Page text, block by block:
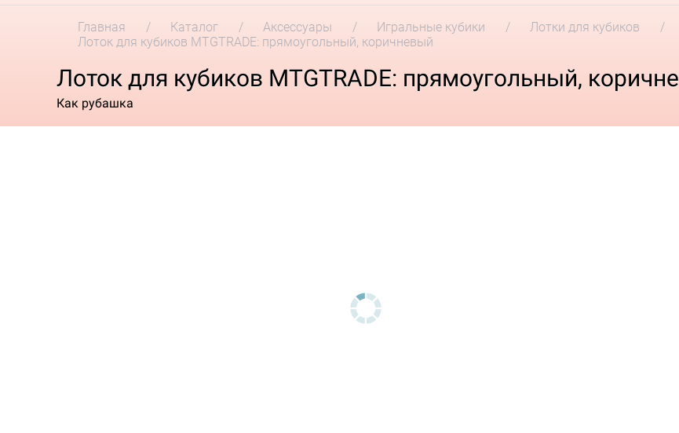
Главная Каталог Аксессуары Игральные кубики
Лотки для кубиков
Лоток для кубиков MTGTRADE: прямоугольный, коричневый
Лоток для кубиков MTGTRADE: прямоугольный,
Как рубашка